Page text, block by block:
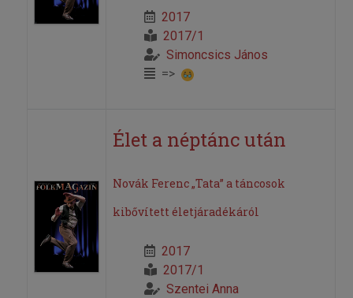
2017
2017/1
Simoncsics János
=>
Élet a néptánc után
Novák Ferenc „Tata” a táncosok
kibővített életjáradékáról
2017
2017/1
Szentei Anna